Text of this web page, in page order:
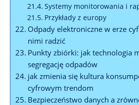
Systemy monitorowania i
Przykłady z europy
Odpady elektroniczne w erze
nimi radzić
Punkty zbiórki: jak technologia
segregację odpadów
jak zmienia się kultura
cyfrowym trendom
Bezpieczeństwo danych a